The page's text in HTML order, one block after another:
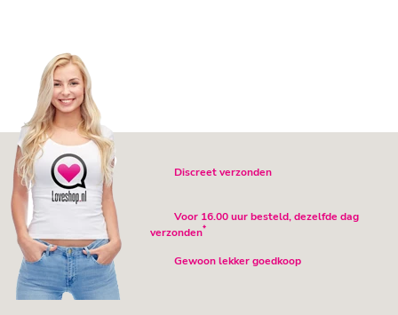
Discreet verzonden
Voor 16.00 uur besteld, dezelfde dag
verzonden*
Gewoon lekker goedkoop